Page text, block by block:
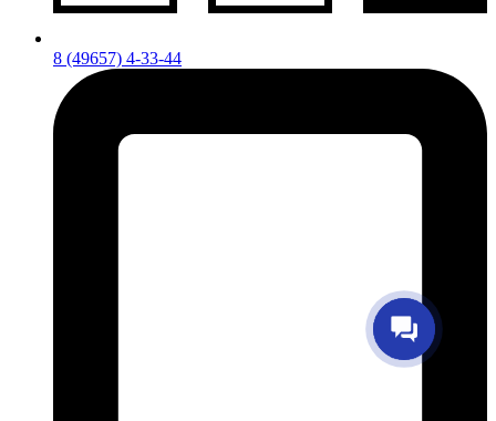
8 (49657) 4-33-44